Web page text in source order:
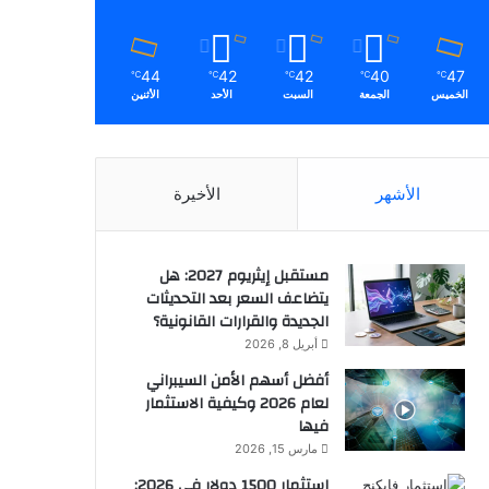
47
℃
الخميس
40
℃
الجمعة
42
℃
السبت
42
℃
الأحد
44
℃
الأثنين
الأشهر الأخيرة
مستقبل إيثريوم 2027: هل
يتضاعف السعر بعد التحديثات
الجديدة والقرارات القانونية؟
أبريل 8, 2026
أفضل أسهم الأمن السيبراني
لعام 2026 وكيفية الاستثمار
فيها
مارس 15, 2026